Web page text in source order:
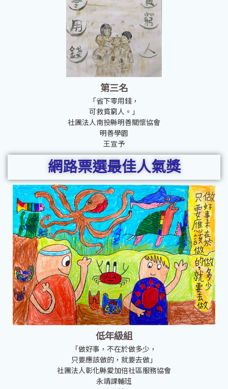
第三名
「省下零用錢，
可救貧窮人。」
社團法人南投縣明善關懷協會
明善學園
王宣予
網路票選最佳人氣獎
低年級組
「做好事，不在於做多少，
只要應該做的，就要去做」
社團法人彰化縣愛加倍社區服務協會
永靖課輔班